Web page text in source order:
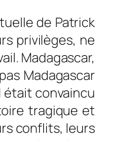
de Patrick
privilèges, ne
Madagascar,
Madagascar
était convaincu
tragique et
conflits, leurs